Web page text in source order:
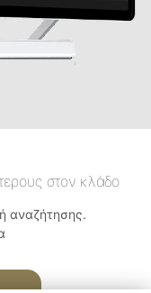
στον κλάδο
αναζήτησης.